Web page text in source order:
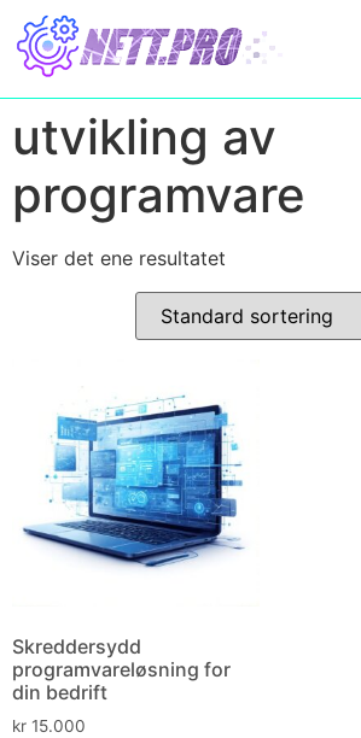
utvikling av
programvare
Viser det ene resultatet
Skreddersydd
programvareløsning for
din bedrift
kr 15.000